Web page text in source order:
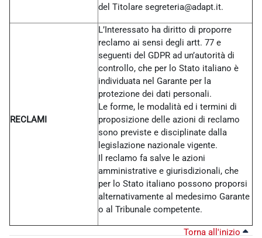
del Titolare segreteria@adapt.it.
RECLAMI
L’Interessato ha diritto di proporre
reclamo ai sensi degli artt. 77 e
seguenti del GDPR ad un’autorità di
controllo, che per lo Stato italiano è
individuata nel Garante per la
protezione dei dati personali.
Le forme, le modalità ed i termini di
proposizione delle azioni di reclamo
sono previste e disciplinate dalla
legislazione nazionale vigente.
Il reclamo fa salve le azioni
amministrative e giurisdizionali, che
per lo Stato italiano possono proporsi
alternativamente al medesimo Garante
o al Tribunale competente.
Torna all'inizio